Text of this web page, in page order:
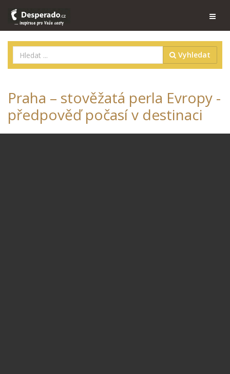
Vyhledat
Praha – stověžatá perla Evropy -
předpověď počasí v destinaci